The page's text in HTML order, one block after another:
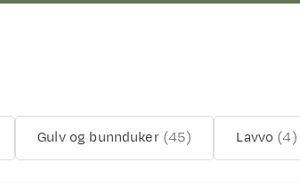
Gulv og bunnduker (45) Lavvo (4)